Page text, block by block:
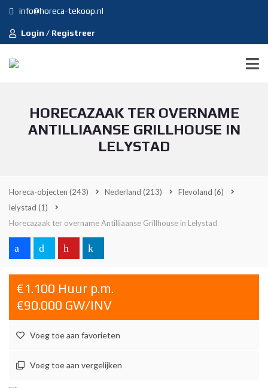
info@horeca-tekoop.nl
Login / Registreer
HORECAZAAK TER OVERNAME
ANTILLIAANSE GRILLHOUSE IN
LELYSTAD
Horeca-objecten (243) Nederland (213) Flevoland (6)
lelystad (1)
Horecazaak ter overname Antilliaanse Grillhouse in Lelystad
€1.100 Huur p.m.
€90.000 GW/INV
Voeg toe aan favorieten
Voeg toe aan vergelijken